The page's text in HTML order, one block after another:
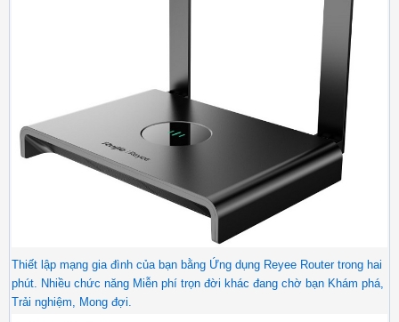
Thiết lập mạng gia đình của bạn bằng Ứng dụng Reyee Router trong hai
phút. Nhiều chức năng Miễn phí trọn đời khác đang chờ bạn Khám phá,
Trải nghiệm, Mong đợi.